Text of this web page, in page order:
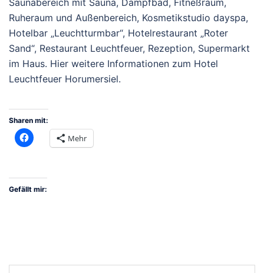
Ruheraum und Außenbereich, Kosmetikstudio dayspa,
Hotelbar „Leuchtturmbar“, Hotelrestaurant „Roter
Sand“, Restaurant Leuchtfeuer, Rezeption, Supermarkt
im Haus. Hier weitere Informationen zum Hotel
Leuchtfeuer Horumersiel.
Sharen mit:
Mehr
Gefällt mir: